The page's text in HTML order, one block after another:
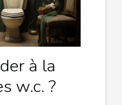
à la
w.c. ?